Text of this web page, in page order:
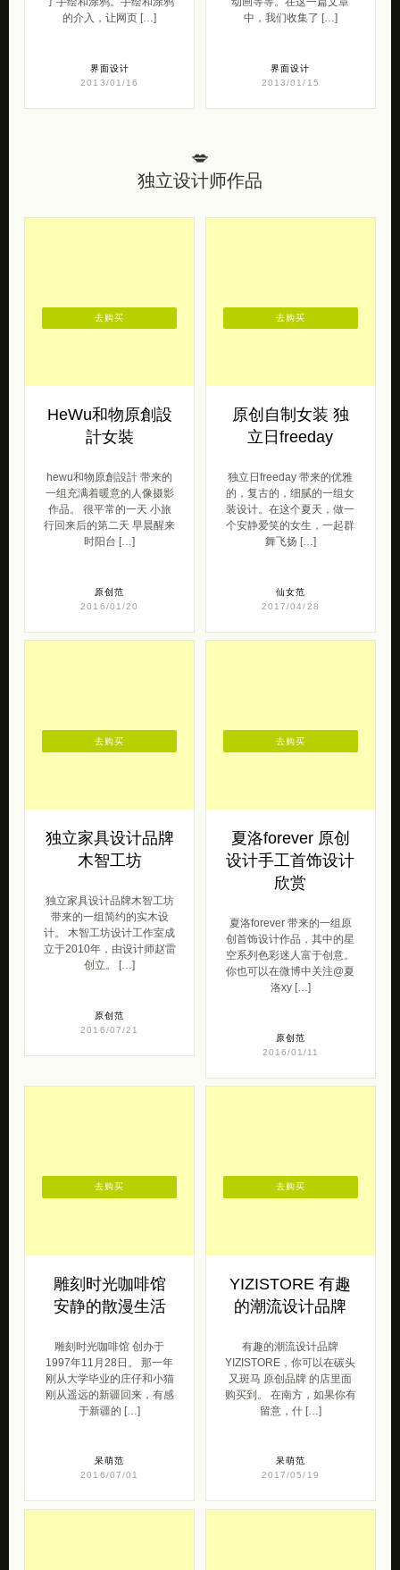
的介入，让网页 […]
界面设计
2013/01/16
中，我们收集了 […]
界面设计
2013/01/15
💋
独立设计师作品
HeWu和物原創設
計女裝
hewu和物原創設計 带来的
一组充满着暖意的人像摄影
作品。 很平常的一天 小旅
行回来后的第二天 早晨醒来
时阳台 […]
原创范
2016/01/20
去购买
原创自制女装 独
立日freeday
独立日freeday 带来的优雅
的，复古的，细腻的一组女
装设计。在这个夏天，做一
个安静爱笑的女生，一起群
舞飞扬 […]
仙女范
2017/04/28
去购买
独立家具设计品牌
木智工坊
独立家具设计品牌木智工坊
带来的一组简约的实木设
计。 木智工坊设计工作室成
立于2010年，由设计师赵雷
创立。 […]
原创范
2016/07/21
去购买
夏洛forever 原创
设计手工首饰设计
欣赏
夏洛forever 带来的一组原
创首饰设计作品，其中的星
空系列色彩迷人富于创意。
你也可以在微博中关注@夏
洛xy […]
原创范
2016/01/11
去购买
雕刻时光咖啡馆
安静的散漫生活
雕刻时光咖啡馆 创办于
1997年11月28日。 那一年
刚从大学毕业的庄仔和小猫
刚从遥远的新疆回来，有感
于新疆的 […]
呆萌范
2016/07/01
去购买
YIZISTORE 有趣
的潮流设计品牌
有趣的潮流设计品牌
YIZISTORE，你可以在碳头
又斑马 原创品牌 的店里面
购买到。 在南方，如果你有
留意，什 […]
呆萌范
2017/05/19
去购买